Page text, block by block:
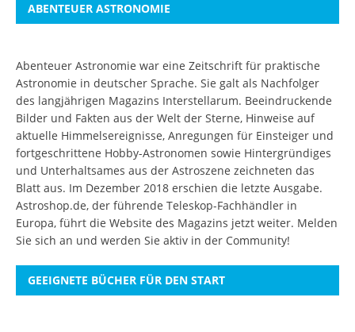
ABENTEUER ASTRONOMIE
Abenteuer Astronomie war eine Zeitschrift für praktische
Astronomie in deutscher Sprache. Sie galt als Nachfolger
des langjährigen Magazins Interstellarum. Beeindruckende
Bilder und Fakten aus der Welt der Sterne, Hinweise auf
aktuelle Himmelsereignisse, Anregungen für Einsteiger und
fortgeschrittene Hobby-Astronomen sowie Hintergründiges
und Unterhaltsames aus der Astroszene zeichneten das
Blatt aus. Im Dezember 2018 erschien die letzte Ausgabe.
Astroshop.de, der führende Teleskop-Fachhändler in
Europa, führt die Website des Magazins jetzt weiter. Melden
Sie sich an und werden Sie aktiv in der Community!
GEEIGNETE BÜCHER FÜR DEN START